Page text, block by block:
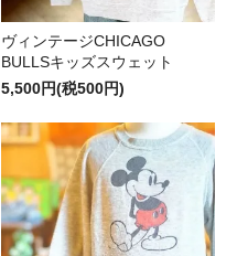
ヴィンテージCHICAGO
BULLSキッズスウェット
5,500円(税500円)